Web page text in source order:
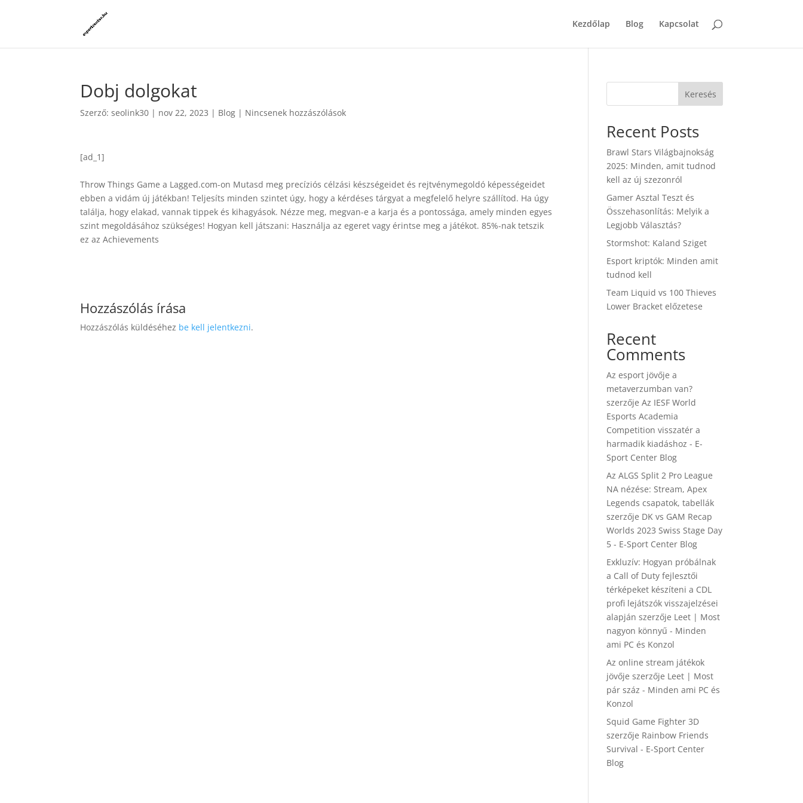
Kezdőlap Blog Kapcsolat
Dobj dolgokat
Szerző:seolink30 | nov 22, 2023 | Blog | Nincsenek hozzászólások
[ad_1]
Throw Things Game a Lagged.com-on Mutasd meg precíziós célzási készségeidet és rejtvénymegoldó képességeidet
ebben a vidám új játékban! Teljesíts minden szintet úgy, hogy a kérdéses tárgyat a megfelelő helyre szállítod. Ha úgy
találja, hogy elakad, vannak tippek és kihagyások. Nézze meg, megvan-e a karja és a pontossága, amely minden egyes
szint megoldásához szükséges! Hogyan kell játszani: Használja az egeret vagy érintse meg a játékot. 85%-nak tetszik
ez az Achievements
Hozzászólás írása
Hozzászólás küldéséhez be kell jelentkezni.
Keresés
Recent Posts
Brawl Stars Világbajnokság
2025: Minden, amit tudnod
kell az új szezonról
Gamer Asztal Teszt és
Összehasonlítás: Melyik a
Legjobb Választás?
Stormshot: Kaland Sziget
Esport kriptók: Minden amit
tudnod kell
Team Liquid vs 100 Thieves
Lower Bracket előzetese
Recent
Comments
Az esport jövője a
metaverzumban van?
szerzőjeAz IESF World
Esports Academia
Competition visszatér a
harmadik kiadáshoz - E-
Sport Center Blog
Az ALGS Split 2 Pro League
NA nézése: Stream, Apex
Legends csapatok, tabellák
szerzője DK vs GAM Recap
Worlds 2023 Swiss Stage Day
5 - E-Sport Center Blog
Exkluzív: Hogyan próbálnak
a Call of Duty fejlesztői
térképeket készíteni a CDL
profi lejátszók visszajelzései
alapján szerzője Leet | Most
nagyon könnyű - Minden
ami PC és Konzol
Az online stream játékok
jövője szerzője Leet | Most
pár száz - Minden ami PC és
Konzol
Squid Game Fighter 3D
szerzője Rainbow Friends
Survival - E-Sport Center
Blog